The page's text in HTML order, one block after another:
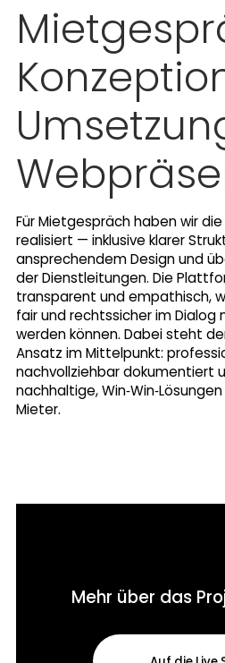
Für Mietgespräch haben wir
realisiert — inklusive klarer
ansprechendem Design und
der Dienstleitungen. Die
transparent und empathisch,
fair und rechtssicher im
werden können. Dabei steht
Ansatz im Mittelpunkt:
nachvollziehbar dokumentiert
nachhaltige,
Mieter.
Mehr über das